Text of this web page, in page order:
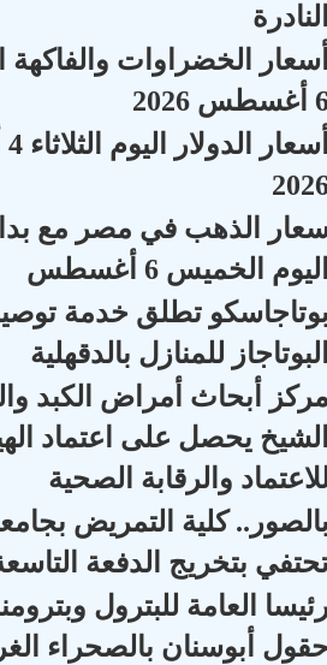
الخضراوات والفاكهة
2026
الذهب في مصر مع
الخميس 6 أغسطس
تطلق خدمة
للمنازل بالدقهلية
أبحاث أمراض الكبد
يحصل على اعتماد
والرقابة الصحية
كلية التمريض
بتخريج الدفعة
العامة للبترول
أبوسنان بالصحراء